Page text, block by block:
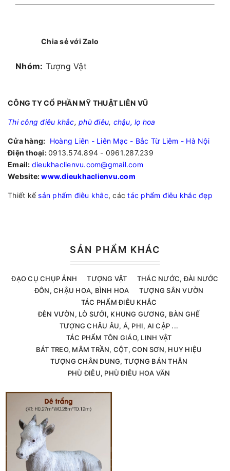
Chia sẻ với Zalo
Nhóm: Tượng Vật
CÔNG TY CỔ PHẦN MỸ THUẬT LIÊN VŨ
Thi công điêu khắc, phù điêu, chậu, lọ hoa
Cửa hàng: Hoàng Liên - Liên Mạc - Bắc Từ Liêm - Hà Nội
Điện thoại:0913.574.894 - 0961.287.239
Email: dieukhaclienvu.com@gmail.com
Website:www.dieukhaclienvu.com
Thiết kếsản phẩm điêu khắc, cáctác phẩm điêu khắc đẹp
SẢN PHẨM KHÁC
ĐẠO CỤ CHỤP ẢNH TƯỢNG VẬT
THÁC NƯỚC, ĐÀI NƯỚC
ĐÔN, CHẬU HOA, BÌNH HOA
TƯỢNG SÂN VƯỜN
TÁC PHẨM ĐIÊU KHẮC
ĐÈN VƯỜN, LÒ SƯỞI, KHUNG GƯƠNG, BÀN GHẾ
TƯỢNG CHÂU ÂU, Á, PHI, AI CẬP ...
TÁC PHẨM TÔN GIÁO, LINH VẬT
BÁT TREO, MÂM TRẦN, CỘT, CON SƠN, HUY HIỆU
TƯỢNG CHÂN DUNG, TƯỢNG BÁN THÂN
PHÙ ĐIÊU, PHÙ ĐIÊU HOA VĂN